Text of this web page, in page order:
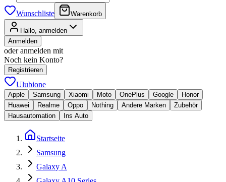
Wunschliste Warenkorb
Hallo, anmelden
Anmelden
oder anmelden mit
Noch kein Konto?
Registrieren
Ulubione
Apple Samsung Xiaomi Moto OnePlus Google
Honor
Huawei
Realme Oppo Nothing Andere Marken
Zubehör
Hausautomation
Ins Auto
Startseite
Samsung
Galaxy A